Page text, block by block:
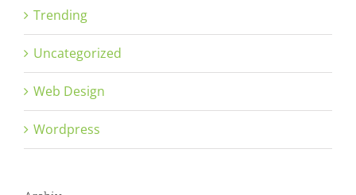
Trending
Uncategorized
Web Design
Wordpress